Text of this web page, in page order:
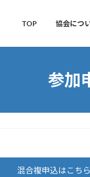
TOP 協会につ
参加
混合複申込はこちら